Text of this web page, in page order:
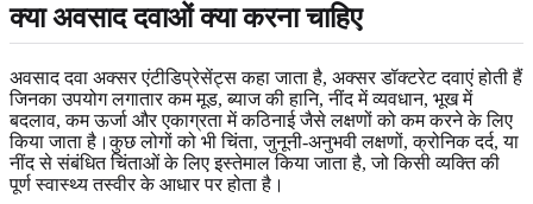
क्या अवसाद दवाओं क्या करना चाहिए
अवसाद दवा अक्सर एंटीडिप्रेसेंट्स कहा जाता है, अक्सर डॉक्टरेट दवाएं होती हैं
जिनका उपयोग लगातार कम मूड, ब्याज की हानि, नींद में व्यवधान, भूख में
बदलाव, कम ऊर्जा और एकाग्रता में कठिनाई जैसे लक्षणों को कम करने के लिए
किया जाता है।कुछ लोगों को भी चिंता, जुनूनी-अनुभवी लक्षणों, क्रोनिक दर्द, या
नींद से संबंधित चिंताओं के लिए इस्तेमाल किया जाता है, जो किसी व्यक्ति की
पूर्ण स्वास्थ्य तस्वीर के आधार पर होता है।